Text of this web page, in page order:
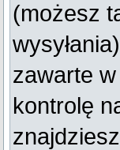
(możesz
zawarte
kontrolę